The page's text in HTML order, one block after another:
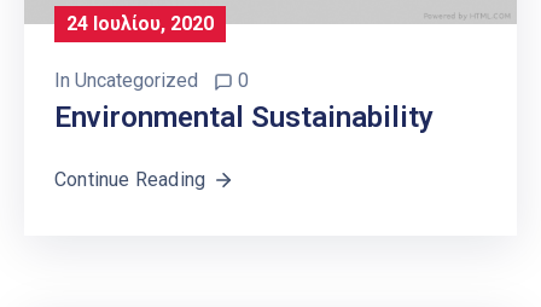
24 Ιουλίου, 2020
In Uncategorized 0
Environmental Sustainability
Continue Reading